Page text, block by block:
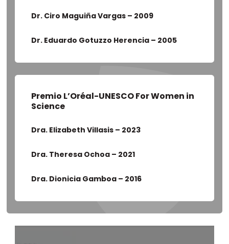
Dr. Ciro Maguiña Vargas – 2009
Dr. Eduardo Gotuzzo Herencia – 2005
Premio L’Oréal-UNESCO For Women in
Science
Dra. Elizabeth Villasis – 2023
Dra. Theresa Ochoa – 2021
Dra. Dionicia Gamboa – 2016